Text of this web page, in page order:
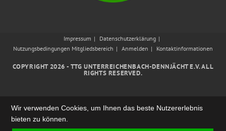
Impressum
Datenschutzerklärung
Nutzungsbedingungen Mitgliedsbereich
Anmelden Kontaktinformationen
COPYRIGHT 2026 - TTG UNTERREICHENBACH-DENNJÄCHT E.V. ALL
RIGHTS RESERVED.
Wir verwenden Cookies, um Ihnen das beste Nutzererlebnis
bieten zu können.